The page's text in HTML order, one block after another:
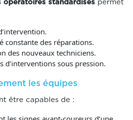
opératoires standardisés permet
constante des réparations.
des nouveaux techniciens.
d’interventions sous pression.
les équipes
être capables de :